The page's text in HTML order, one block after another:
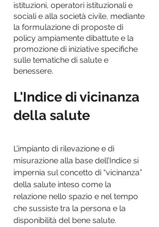
istituzioni, operatori istituzionali e
sociali e alla società civile, mediante
la formulazione di proposte di
policy ampiamente dibattute e la
promozione di iniziative specifiche
sulle tematiche di salute e
benessere.
L'Indice di vicinanza
della salute
L’impianto di rilevazione e di
misurazione alla base dell’Indice si
impernia sul concetto di “vicinanza”
della salute inteso come la
relazione nello spazio e nel tempo
che sussiste tra la persona e la
disponibilità del bene salute.